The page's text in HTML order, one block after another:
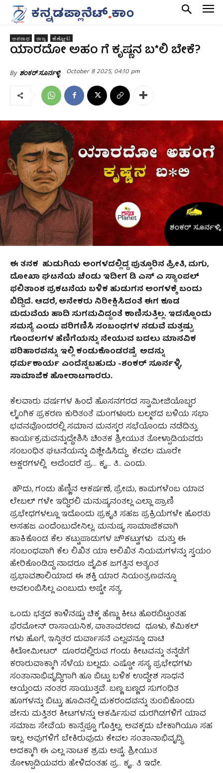
ಅಪರಾಧ ರಾಜ್ಯ ಹೆಣ್ಣೋಟ
ಯಾರದೋ ಅಹಂ ಗೆ ಕೃಷ್ಣನ ಬ*ಲಿ ಬೇಕೆ?
By ಶಂಕರ್ ಸೂರ್ನಳ್ಳಿ October 8 2025, 04:10 pm
ಈ ತನಕ ಹುಡುಗಿಯ ಅಂಗಳದಲ್ಲಿದ್ದ ಪುತ್ತೂರಿನ ಪ್ರೀತಿ,ಮಗು,
ದೋಖಾ ಘಟನೆಯ ಚೆಂಡು ಇದೀಗ ಡಿ ಎನ್ ಎ ಸ್ಯಾಂಪಲ್
ಫಲಿತಾಂಶ ಪ್ರಕಟನೆಯ ಬಳಿಕ ಹುಡುಗನ ಅಂಗಳಕ್ಕೆ ಬಂದು
ಬಿದ್ದಿದೆ.ಆದರೆ,ಅನೇಕರು ನಿರೀಕ್ಷಿಸಿದಂತೆ ಈಗ ಕೂಡ
ಮದುವೆಯ ಹಾದಿ ಸುಗಮವಿದ್ದಂತೆ ಕಾಣಿಸುತ್ತಿಲ್ಲ. ಇದನ್ನೊಂದು
ಸಮಸ್ಯೆ ಎಂದು ಪರಿಗಣಿಸಿ ಸಂಬಂಧಗಳ ನಡುವೆ ಮತ್ತಷ್ಟು
ಗೊಂದಲಗಳ ಹೆಣಿಗೆಯನ್ನು ನೇಯುವ ಬದಲು ಮಾನವಿಕ
ಪರಿಹಾರವನ್ನು ಇಲ್ಲಿ ಕಂಡುಕೊಂಡರಷ್ಟೆ ಅದನ್ನು
ಧರ್ಮಕಾರ್ಯ ಎಂದೆನ್ನಬಹುದು-ಶಂಕರ್‌ ಸೂರ್ನಳ್ಳಿ,
ಸಾಮಾಜಿಕ ಹೋರಾಟಗಾರರು.
ಕೆಲವಾರು ವರ್ಷಗಳ ಹಿಂದೆ ಹೊಸನಗರದ ಸ್ವಾಮೀಜಿಯೊಬ್ಬರ
ಲೈಂಗಿಕ ಪ್ರಕರಣ ಕುರಿತಂತೆ ಮಂಗಳೂರು ಬಲ್ಮಠದ ಬಳಿಯ ಸಭಾ
ಭವನವೊಂದರಲ್ಲಿ ಸಮಾನ ಮನಸ್ಕರ ಸಭೆಯೊಂದು ನಡೆದಿತ್ತು.
ಕಾರ್ಯಕ್ರಮವನ್ನುದ್ದೇಶಿಸಿ ಚಿಂತಕ ಶ್ರೀಯುತ ತೋಳ್ಪಾಡಿಯವರು
ಸಂಬಂಧಿತ ಘಟನೆಯನ್ನು ವಿಶ್ಲೇಷಿಸಿದ್ದು ಕೇವಲ ಮೂರೇ
ಅಕ್ಷರಗಳಲ್ಲಿ ಅದೆಂದರೆ ಪ್ರ… ಕೃ… ತಿ.. ಎಂದು.
ಹೌದು, ಗಂಡು ಹೆಣ್ಣಿನ ಆಕರ್ಷಣೆ, ಪ್ರೇಮ, ಕಾಮಗಳೆಂಬ ಯಾವ
ಲೇಬಲ್ ಗಳೇ ಇದ್ದಿರಲಿ ಮನುಷ್ಯನಂತಲ್ಲ ಎಲ್ಲಾ ಪ್ರಾಣಿ
ಪ್ರಭೇಧಗಳಲ್ಲೂ ಇದೊಂದು ಪ್ರಕೃತಿ ಸಹಜ ಪ್ರಕ್ರಿಯೆಗಳೇ ಹೊರತು
ಅಸಹಜ ಎಂದೆಂಬುದೇನಿಲ್ಲ. ಮನುಷ್ಯ ಸಾಮಾಜಿಕವಾಗಿ
ಹಾಕಿಕೊಂಡ ಕೆಲ ಕಟ್ಟುಪಾಡುಗಳ ಚೌಕಟ್ಟುಗಳು ಮತ್ತು ಈ
ಸಂಬಂಧವಾಗಿ ಕೆಲ ಲಿಖಿತ ಯಾ ಅಲಿಖಿತ ನಿಯಮಗಳನ್ನು ಸ್ವಯಂ
ಹೇರಿಕೊಂಡಿದ್ದ ನಾದರೂ ಜೈವಿಕ ಜಗತ್ತಿನ ಅತ್ಯಂತ
ಪ್ರಭಾವಶಾಲಿಯಾದ ಈ ಶಕ್ತಿ ಯಾರ ನಿಯಂತ್ರಣವನ್ನೂ
ಅವಲಂಬಿಸಿಲ್ಲ ಎಂಬುದು ಅಷ್ಟೇ ಸತ್ಯ.
ಒಂದು ಭತ್ತದ ಕಾಳಿನಷ್ಟು ಚಿಕ್ಕ ಹೆಣ್ಣು ಕೀಟ ಹೊರಬಿಟ್ಟಂತಹ
ಫೆರಮೋನ್ ರಾಸಾಯನಿಕ, ವಾತಾವರಣದ ಧೂಳು, ಕೆಮಿಕಲ್
ಗಳು ಹೊಗೆ, ಇನ್ನಿತರ ದುರ್ವಾಸನೆ ಎಲ್ಲವನ್ನೂ ದಾಟಿ
ಕಿಲೋಮೀಟರ್ ದೂರದಲ್ಲಿರುವ ಗಂಡು ಕೀಟವನ್ನು ತನ್ನೆಡೆಗೆ
ಕರಾರುವಾಕ್ಕಾಗಿ ಸೆಳೆಯ ಬಲ್ಲದು. ಎಷ್ಟೋ ಸಸ್ಯ ಪ್ರಭೇಧಗಳು
ಸಂತಾನಾಭಿವೃದ್ಧಿಗಾಗಿ ಹೂ ಬಿಟ್ಟು ಬಳಿಕ ಉದ್ದೇಶ ಸಾಧನೆ
ಆಯ್ತೆಂದು ನಂತರ ಸಾಯುತ್ತವೆ. ಬಣ್ಣ ಬಣ್ಣದ ಸುಗಂಧಿತ
ಹೂಗಳನ್ನು ಬಿಟ್ಟು, ಹೂವಿನಲ್ಲಿ ಮಕರಂದವನ್ನು ತುಂಬಿಕೊಂಡು
ಜೇನು ಮತ್ತಿತರ ಕೀಟಗಳನ್ನು ಆಕರ್ಷಿಸುವ ಮರಗಿಡಗಳಿಗೆ ಯಾವ
ಸಮಾಜ ಸೇವೆಯ ಕಾನ್ಸೆಪ್ಟೂ ಗೊತ್ತಿಲ್ಲ. ಅವಕ್ಕದು ಬೇಕಾಗಿಯೂ ಸಹ
ಇಲ್ಲ. ಅವುಗಳಿಗೆ ಬೇಕಿರುವುದು ಕೇವಲ ಸಂತಾನಾಭಿವೃದ್ಧಿ.
ಅದಕ್ಕಾಗಿ ಈ ಎಲ್ಲ ನಾಟಕ ಶ್ರಮ ಅಷ್ಟೆ. ಶ್ರೀಯುತ
ತೋಳ್ಪಾಡಿಯವರು ಹೇಳಿದಂತಹ ಪ್ರ.. ಕೃ.. ತಿ ಇದೇ.